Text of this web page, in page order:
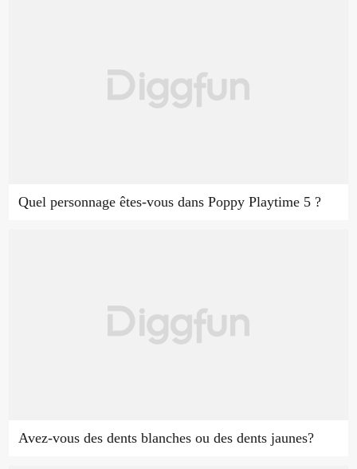
Quel personnage êtes-vous dans Poppy Playtime 5 ?
Avez-vous des dents blanches ou des dents jaunes?